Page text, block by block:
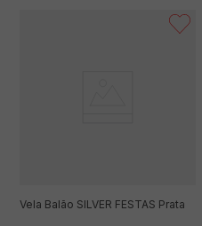
Vela Balão SILVER FESTAS Prata